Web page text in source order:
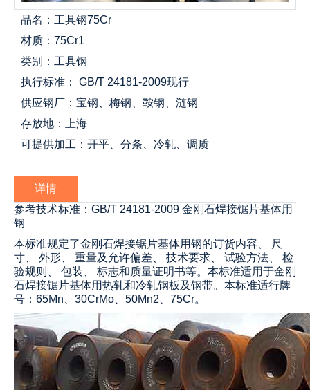
品名：工具钢75Cr
材质：75Cr1
类别：工具钢
执行标准： GB/T 24181-2009现行
供应钢厂：宝钢、梅钢、鞍钢、涟钢
存放地：上海
可提供加工：开平、分条、冷轧、调质
详情
参考技术标准：GB/T 24181-2009 金刚石焊接锯片基体用
钢
本标准规定了金刚石焊接锯片基体用钢的订货内容、 尺
寸、 外形、 重量及允许偏差、 技术要求、 试验方法、 检
验规则、 包装、 标志和质量证明书等。本标准适用于金刚
石焊接锯片基体用热轧和冷轧钢板及钢带。本标准适行牌
号：65Mn、30CrMo、50Mn2、75Cr。